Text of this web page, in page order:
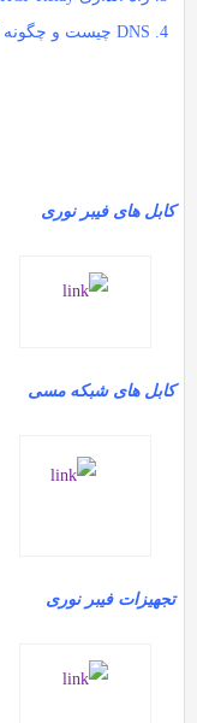
DNS چیست و چگونه کار می کند
کابل های فیبر نوری
کابل های شبکه مسی
تجهیزات فیبر نوری